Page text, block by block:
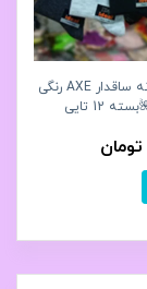
جوراب مردانه ساقدار ‌AXE رنگی